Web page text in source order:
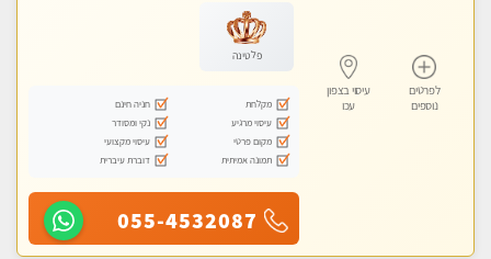
לפרטים
נוספים
עיסוי בצפון
עכו
פלטינה
מקלחת
חניה חינם
עיסוי מרגיע
נקי ומסודר
מקום פרטי
עיסוי מקצועי
תמונה אמיתית
דוברת עיברית
055-4532087